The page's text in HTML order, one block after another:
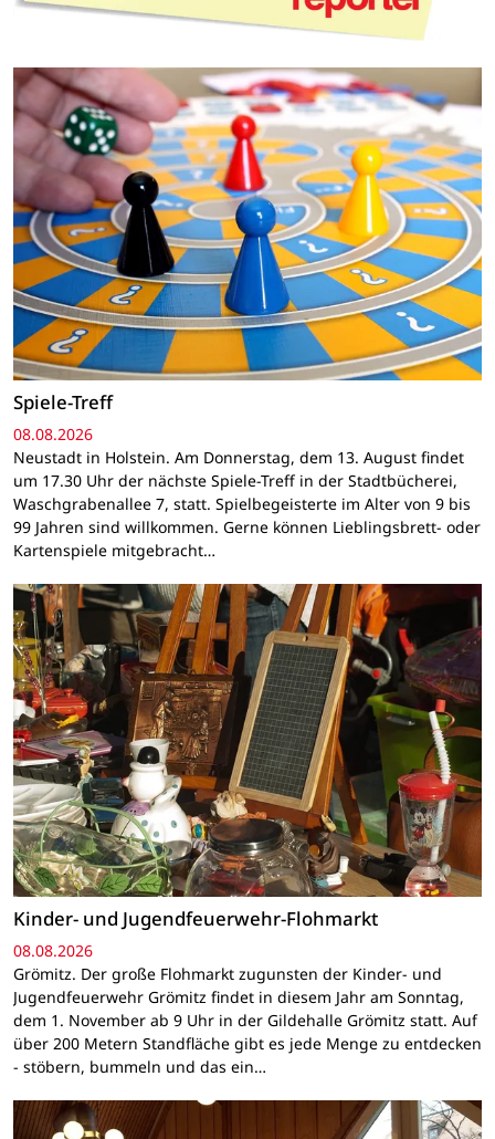
Spiele-Treff
08.08.2026
Neustadt in Holstein. Am Donnerstag, dem 13. August findet
um 17.30 Uhr der nächste Spiele-Treff in der Stadtbücherei,
Waschgrabenallee 7, statt. Spielbegeisterte im Alter von 9 bis
99 Jahren sind willkommen. Gerne können Lieblingsbrett- oder
Kartenspiele mitgebracht…
Kinder- und Jugendfeuerwehr-Flohmarkt
08.08.2026
Grömitz. Der große Flohmarkt zugunsten der Kinder- und
Jugendfeuerwehr Grömitz findet in diesem Jahr am Sonntag,
dem 1. November ab 9 Uhr in der Gildehalle Grömitz statt. Auf
über 200 Metern Standfläche gibt es jede Menge zu entdecken
- stöbern, bummeln und das ein…